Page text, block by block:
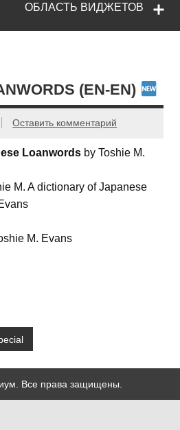
ОБЛАСТЬ ВИДЖЕТОВ
(EN-EN)
Оставить комментарий
Loanwords by Toshie M.
M. A dictionary of Japanese
M. Evans
Все права защищены.